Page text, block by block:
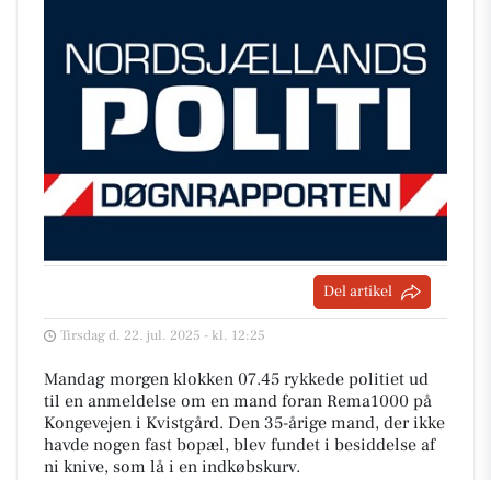
Del artikel
Tirsdag d. 22. jul. 2025 - kl. 12:25
Mandag morgen klokken 07.45 rykkede politiet ud
til en anmeldelse om en mand foran Rema1000 på
Kongevejen i Kvistgård. Den 35-årige mand, der ikke
havde nogen fast bopæl, blev fundet i besiddelse af
ni knive, som lå i en indkøbskurv.